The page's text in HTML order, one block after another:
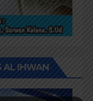
AL IHWAN